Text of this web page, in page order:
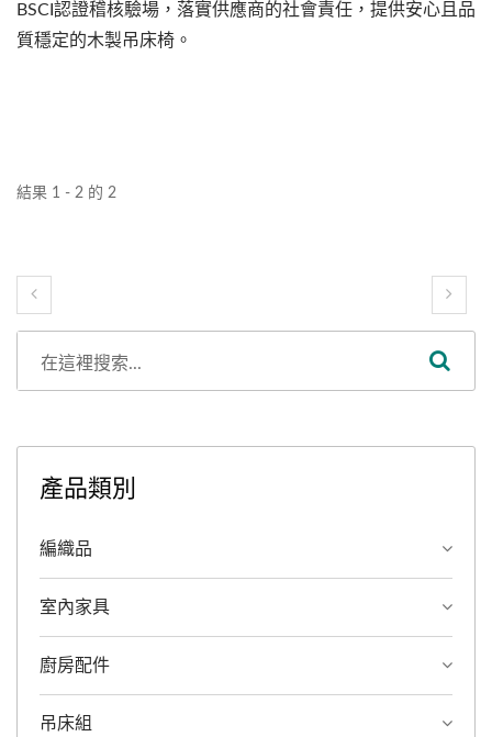
BSCI認證稽核驗場，落實供應商的社會責任，提供安心且品
質穩定的木製吊床椅。
結果 1 - 2 的 2
產品類別
編織品
室內家具
廚房配件
吊床組